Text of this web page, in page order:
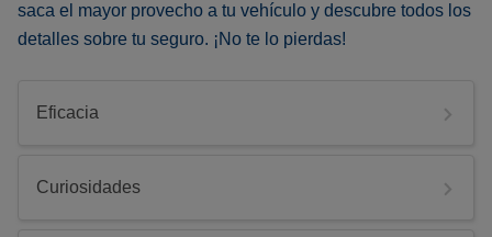
saca el mayor provecho a tu vehículo y descubre todos los
detalles sobre tu seguro. ¡No te lo pierdas!
Eficacia
Curiosidades